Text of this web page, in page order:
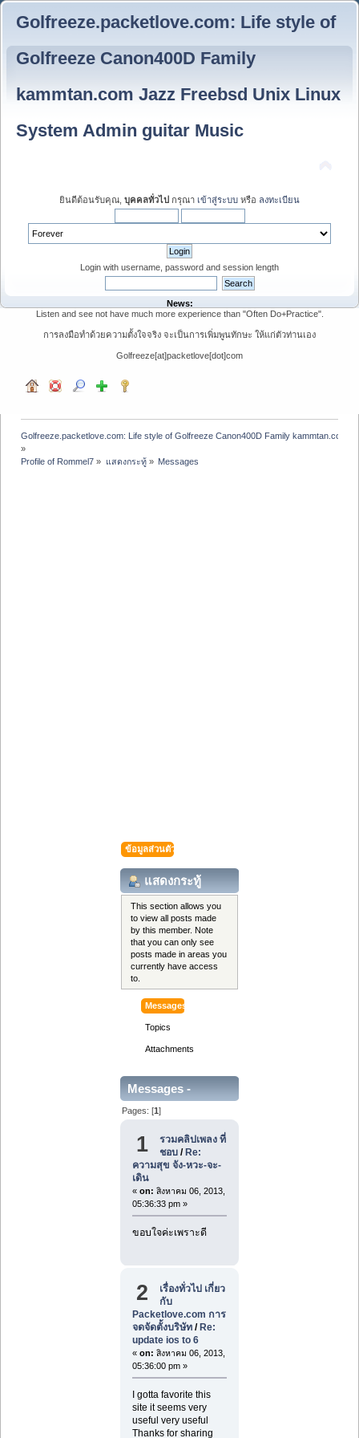
Golfreeze.packetlove.com: Life style of
Golfreeze Canon400D Family
kammtan.com Jazz Freebsd Unix Linux
System Admin guitar Music
ยินดีต้อนรับคุณ, บุคคลทั่วไป กรุณา เข้าสู่ระบบ หรือ ลงทะเบียน
Login with username, password and session length
News:
Listen and see not have much more experience than "Often Do+Practice".
การลงมือทำด้วยความตั้งใจจริง จะเป็นการเพิ่มพูนทักษะ ให้แก่ตัวท่านเอง
Golfreeze[at]packetlove[dot]com
Golfreeze.packetlove.com: Life style of Golfreeze Canon400D Family kammtan.com
»
Profile of Rommel7 » แสดงกระทู้» Messages
ข้อมูลส่วนตัว
แสดงกระทู้
This section allows you
to view all posts made
by this member. Note
that you can only see
posts made in areas you
currently have access
to.
Messages
Topics
Attachments
Messages -
Rommel7
Pages: [1]
1
รวมคลิปเพลง ที่
ชอบ / Re:
ความสุข จัง-หวะ-จะ-
เดิน
« on: สิงหาคม 06, 2013,
05:36:33 pm »
ขอบใจค่ะเพราะดี
2
เรื่องทั่วไป เกี่ยว
กับ
Packetlove.com การ
จดจัดตั้งบริษัท/Re:
update ios to 6
« on: สิงหาคม 06, 2013,
05:36:00 pm »
I gotta favorite this
site it seems very
useful very useful
Thanks for sharing